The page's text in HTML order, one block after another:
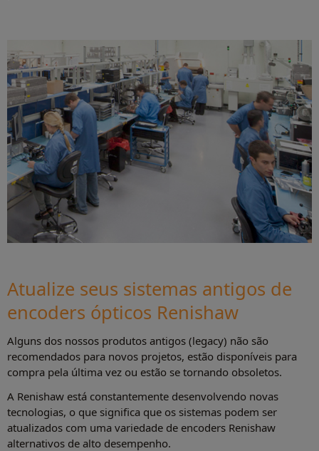
Atualize seus sistemas antigos de
encoders ópticos Renishaw
Alguns dos nossos produtos antigos (legacy) não são
recomendados para novos projetos, estão disponíveis para
compra pela última vez ou estão se tornando obsoletos.
A Renishaw está constantemente desenvolvendo novas
tecnologias, o que significa que os sistemas podem ser
atualizados com uma variedade de encoders Renishaw
alternativos de alto desempenho.